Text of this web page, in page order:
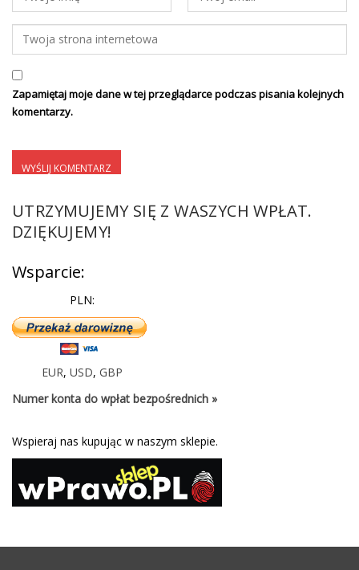
Zapamiętaj moje dane w tej przeglądarce podczas pisania kolejnych
komentarzy.
UTRZYMUJEMY SIĘ Z WASZYCH WPŁAT.
DZIĘKUJEMY!
Wsparcie:
PLN:
EUR, USD, GBP
Numer konta do wpłat bezpośrednich »
Wspieraj nas kupując w naszym sklepie.